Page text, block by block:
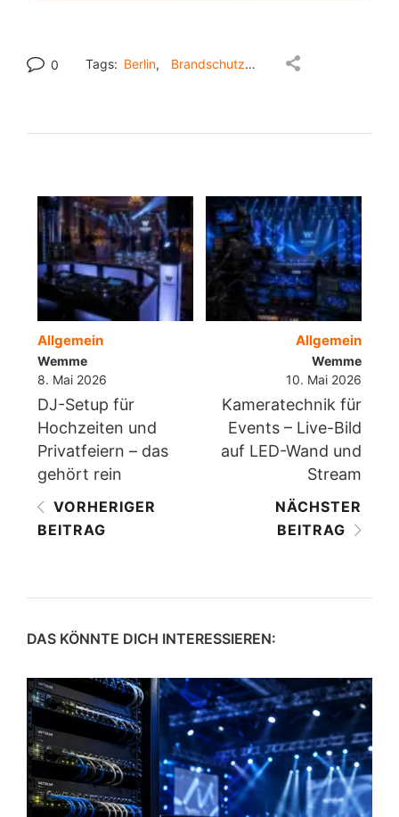
0 Tags: Berlin, Brandschutz, Sicherheit
BEITRAGSNAVIGATION
Allgemein
Wemme
8. Mai 2026
DJ-Setup für
Hochzeiten und
Privatfeiern – das
gehört rein
VORHERIGER
BEITRAG
Allgemein
Wemme
10. Mai 2026
Kameratechnik für
Events – Live-Bild
auf LED-Wand und
Stream
NÄCHSTER
BEITRAG
DAS KÖNNTE DICH INTERESSIEREN: